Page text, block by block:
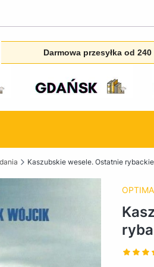
Darmowa przesyłka od 240
Kaszubskie wesele. Ostatnie
OPTIMA